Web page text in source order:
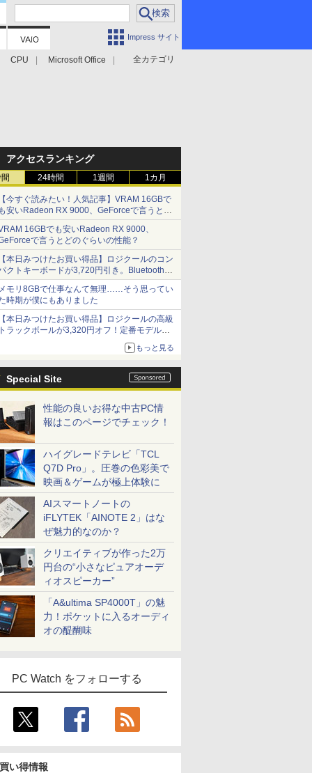
Impress サイト
全カテゴリ
CPU Microsoft Office
アクセスランキング
24時間 1週間 1カ月
今すぐ読みたい！人気記事】VRAM 16GBで
安いRadeon RX 9000、GeForceで言うとど
ぐらいの性能？ - PC Watch
16GBでも安いRadeon RX 9000、
で言うとどのぐらいの性能？
本日みつけたお買い得品】ロジクールのコン
クトキーボードが3,720円引き。Bluetoothで3
接続対応
モリ8GBで仕事なんて無理……そう思ってい
時期が僕にもありました
本日みつけたお買い得品】ロジクールの高級
ラックボールが3,320円オフ！定番モデルも
もっと見る
Special Site
性能の良いお得な中古PC情
報はこのページでチェック！
ハイグレードテレビ「TCL
Q7D Pro」。圧巻の色彩美で
映画＆ゲームが極上体験に
AIスマートノートの
iFLYTEK「AINOTE 2」はな
ぜ魅力的なのか？
クリエイティブが作った2万
円台の“小さなピュアオーデ
ィオスピーカー”
「A&ultima SP4000T」の魅
力！ポケットに入るオーディ
オの醍醐味
PC Watch をフォローする
い得情報